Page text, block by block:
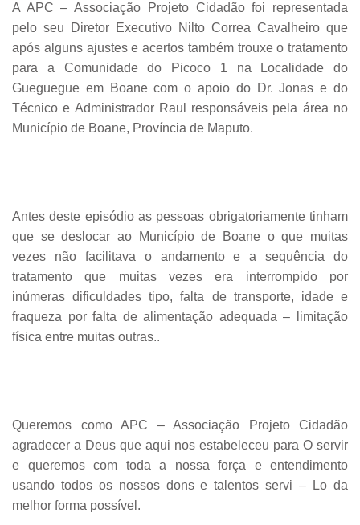
A APC – Associação Projeto Cidadão foi representada
pelo seu Diretor Executivo Nilto Correa Cavalheiro que
após alguns ajustes e acertos também trouxe o tratamento
para a Comunidade do Picoco 1 na Localidade do
Gueguegue em Boane com o apoio do Dr. Jonas e do
Técnico e Administrador Raul responsáveis pela área no
Município de Boane, Província de Maputo.
Antes deste episódio as pessoas obrigatoriamente tinham
que se deslocar ao Município de Boane o que muitas
vezes não facilitava o andamento e a sequência do
tratamento que muitas vezes era interrompido por
inúmeras dificuldades tipo, falta de transporte, idade e
fraqueza por falta de alimentação adequada – limitação
física entre muitas outras..
Queremos como APC – Associação Projeto Cidadão
agradecer a Deus que aqui nos estabeleceu para O servir
e queremos com toda a nossa força e entendimento
usando todos os nossos dons e talentos servi – Lo da
melhor forma possível.